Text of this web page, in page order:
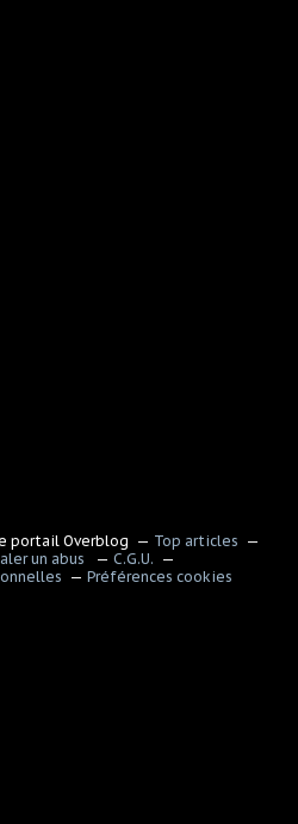
portail Overblog
Top articles
un abus
C.G.U.
Préférences cookies